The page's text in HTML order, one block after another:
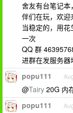
舍友有台笔记
伴们在玩，欢
当稳定的，用
一次
QQ 群
进群在发服务器
popu111
@Tairy 20G 内
popu111